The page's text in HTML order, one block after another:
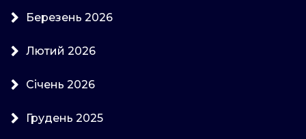
Березень 2026
Лютий 2026
Січень 2026
Грудень 2025